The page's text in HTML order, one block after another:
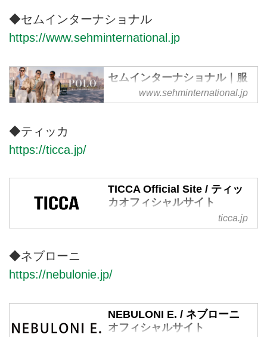
に100社以上の工場がひしめく、
生まれ育った街の一大産業です。
る地場の職人と協同し、 タオル
地を筆頭に様々な新しいテキスタ
イルの開発を致しました。 私共
ョンタウンユースパイルブランド
『THING FABRICS』（シング
◆セムインターナショナル
https://www.sehminternational.jp
セムインターナショナル｜服
飾雑貨の輸入・販売・卸
www.sehminternational.jp
◆ティッカ
https://ticca.jp/
TICCA Official Site / ティッ
カオフィシャルサイト
自由でしなやかでエレガントなブ
ticca.jp
◆ネブローニ
https://nebulonie.jp/
NEBULONI E. / ネブローニ
オフィシャルサイト